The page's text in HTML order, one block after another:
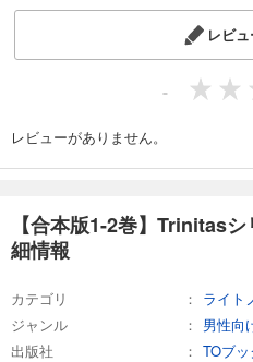
レビ
-
レビューがありません。
【合本版1-2巻】Trinitas
細情報
カテゴリ
ライト
ジャンル
男性向
出版社
TOブッ